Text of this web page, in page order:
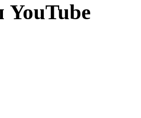
YouTube